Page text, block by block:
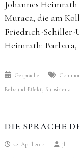
Johannes
Muraca, die am
Friedrich-Schiller-
Heimrath: Barbara,
Gespräche
Rebound-Effekt, Subsistenz
DIE SPRACHE
22. April 2014 jh